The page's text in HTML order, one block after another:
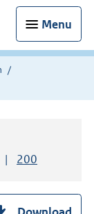
Menu
per pagina
resultaten per
Toon
200